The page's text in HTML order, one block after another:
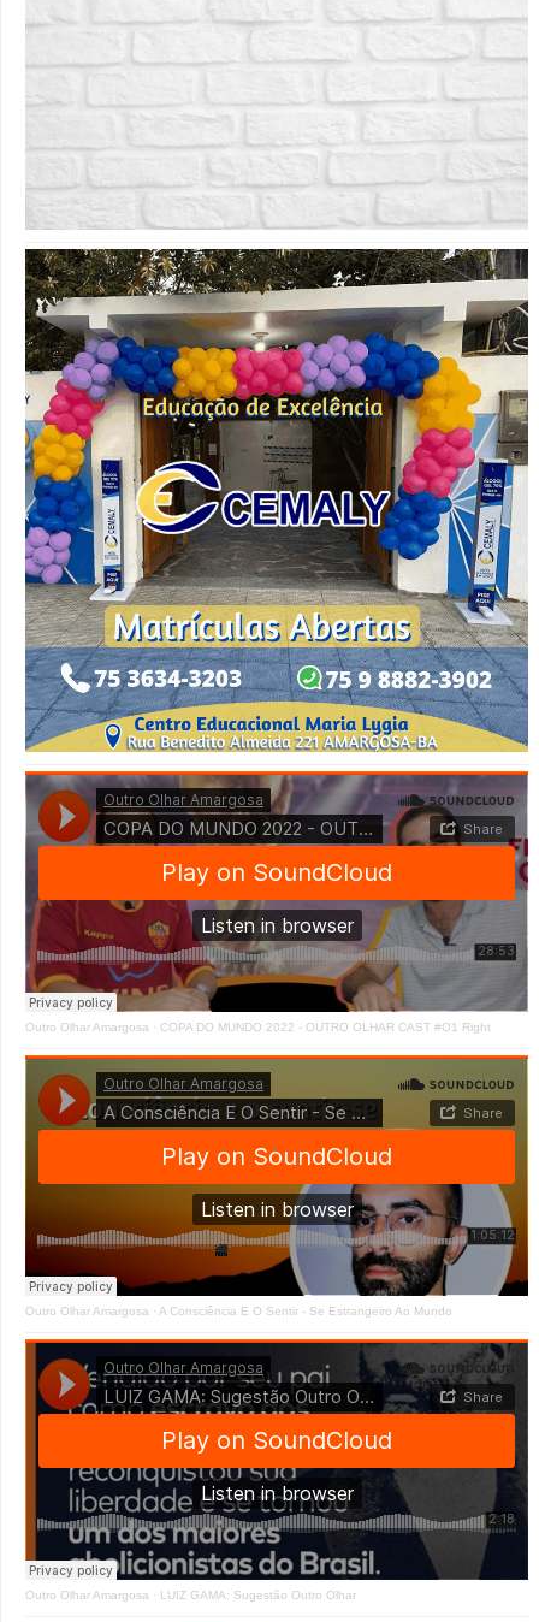
Outro Olhar Amargosa · COPA DO MUNDO 2022 - OUTRO OLHAR CAST #O1 Right
Outro Olhar Amargosa · A Consciência E O Sentir - Se Estrangeiro Ao Mundo
Outro Olhar Amargosa · LUIZ GAMA: Sugestão Outro Olhar